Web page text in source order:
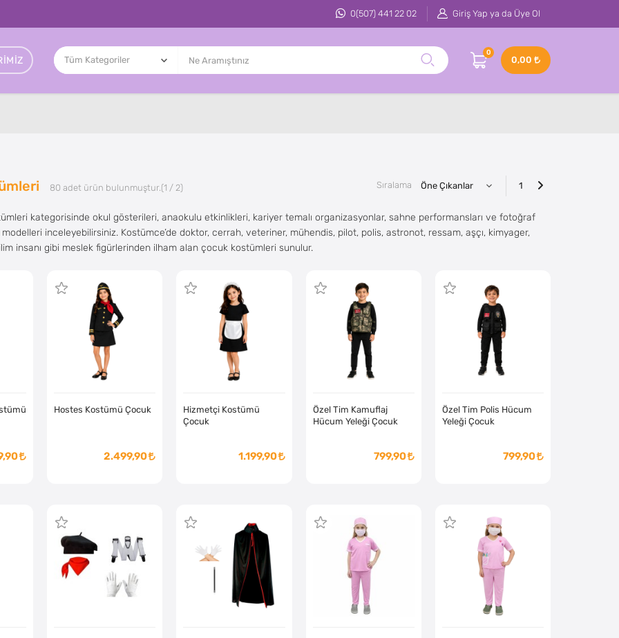
0(507) 441 22 02 Giriş Yap ya da Üye Ol
0
0,00
80 adet ürün bulunmuştur. (1 / 2) Sıralama 1
kategorisinde okul gösterileri, anaokulu etkinlikleri, kariyer temalı organizasyonlar, sahne performansları ve fotoğraf
inceleyebilirsiniz. Kostümce’de doktor, cerrah, veteriner, mühendis, pilot, polis, astronot, ressam, aşçı, kimyager,
insanı gibi meslek figürlerinden ilham alan çocuk kostümleri sunulur.
Hostes Kostümü Çocuk
2.499,90
Hizmetçi Kostümü
Çocuk
1.199,90
Özel Tim Kamuflaj
Hücum Yeleği Çocuk
799,90
Özel Tim Polis Hücum
Yeleği Çocuk
799,90